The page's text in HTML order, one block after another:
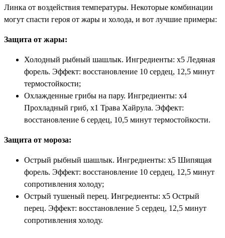
Линка от воздействия температуры. Некоторые комбинации
могут спасти героя от жары и холода, и вот лучшие примеры:
Защита от жары:
Холодный рыбный шашлык. Ингредиенты: x5 Ледяная
форель. Эффект: восстановление 10 сердец, 12,5 минут
термостойкости;
Охлажденные грибы на пару. Ингредиенты: x4
Прохладный гриб, x1 Трава Хайрула. Эффект:
восстановление 6 сердец, 10,5 минут термостойкости.
Защита от мороза:
Острый рыбный шашлык. Ингредиенты: x5 Шипящая
форель. Эффект: восстановление 10 сердец, 12,5 минут
сопротивления холоду;
Острый тушеный перец. Ингредиенты: x5 Острый
перец. Эффект: восстановление 5 сердец, 12,5 минут
сопротивления холоду.